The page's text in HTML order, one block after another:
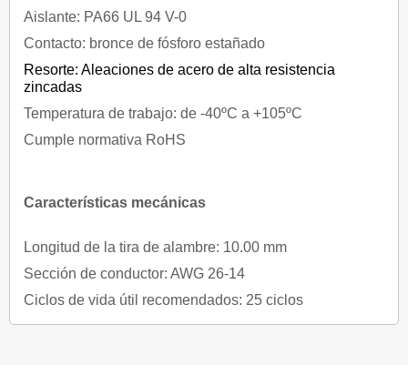
Aislante: PA66 UL 94 V-0
Contacto: bronce de fósforo estañado
Resorte: Aleaciones de acero de alta resistencia
zincadas
Temperatura de trabajo: de -40ºC a +105ºC
Cumple normativa RoHS
Características mecánicas
Longitud de la tira de alambre: 10.00 mm
Sección de conductor: AWG 26-14
Ciclos de vida útil recomendados: 25 ciclos